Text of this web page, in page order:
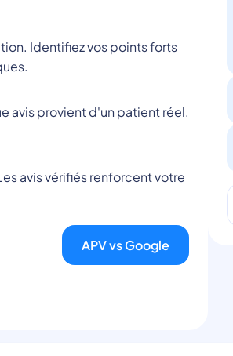
Identifiez vos points forts
avis provient d'un patient réel.
avis vérifiés renforcent votre
APV vs Google